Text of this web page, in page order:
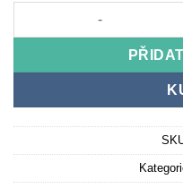
BMS 14S 52V 40A [DALY]